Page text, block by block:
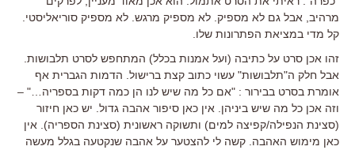
מרהיב, אבל גם לא מספיק. לא מספיק מרגש. לא מספיק סוריאליסטי.
קל מדי במציאת הפתרונות שלו.
זהו אכן סרט על כתיבה (ועל אמנות בכלל) המתחפש לסרט תלבושות.
אבל חלק ה"תלבושות" עשוי כתוב קצת ברישול. הדמות הגברית אף
אומרת בסרט בבירור : "אם כל מה שיש לנו הן כמה דקות בספריה…" –
וזה אכן כל מה שיש ביניהן. אין כאן סיפור אהבה גדול. יש כאן חיזור
(סצינת הנפילה/קפיצה למים) ותשוקה ראשונית (סצינת הספריה). אין
כאן מימוש האהבה. קשה לי להצטער על אהבה שנקטעה בגלל מעשה